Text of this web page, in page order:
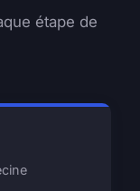
étape de